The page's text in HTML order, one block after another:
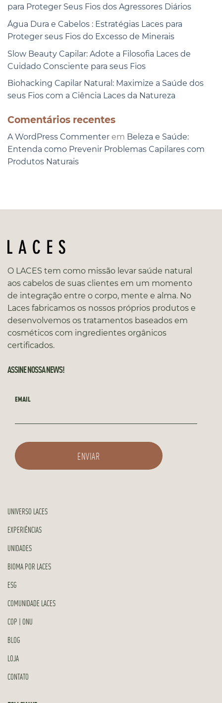
para Proteger Seus Fios dos Agressores Diários
Água Dura e Cabelos : Estratégias Laces para
Proteger seus Fios do Excesso de Minerais
Slow Beauty Capilar: Adote a Filosofia Laces de
Cuidado Consciente para seus Fios
Biohacking Capilar Natural: Maximize a Saúde dos
seus Fios com a Ciência Laces da Natureza
Comentários recentes
A WordPress Commenter em Beleza e Saúde:
Entenda como Prevenir Problemas Capilares com
Produtos Naturais
O LACES tem como missão levar saúde natural
aos cabelos de suas clientes em um momento
de integração entre o corpo, mente e alma. No
Laces fabricamos os nossos próprios produtos e
desenvolvemos os tratamentos baseados em
cosméticos com ingredientes orgânicos
certificados.
ASSINE NOSSA NEWS!
EMAIL
UNIVERSO LACES
EXPERIÊNCIAS
UNIDADES
BIOMA POR LACES
ESG
COMUNIDADE LACES
COP | ONU
BLOG
LOJA
CONTATO